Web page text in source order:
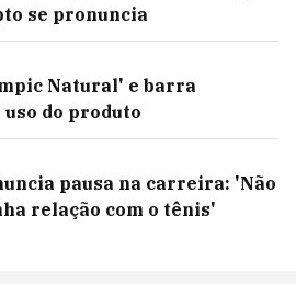
se pronuncia
Natural' e barra
do produto
pausa na carreira: 'Não
relação com o tênis'